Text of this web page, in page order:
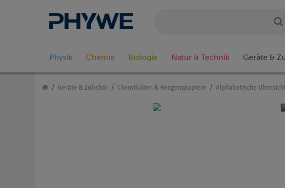
Physik Chemie Biologie Natur & Technik Geräte &
Geräte & Zubehör Chemikalien & Reagenzpapiere Alphabetische